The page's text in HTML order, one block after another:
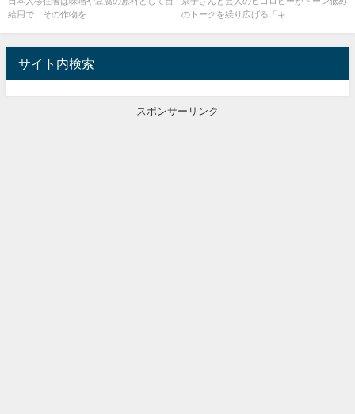
給用で、その作物を...
のトークを繰り広げる「キ...
サイト内検索
スポンサーリンク